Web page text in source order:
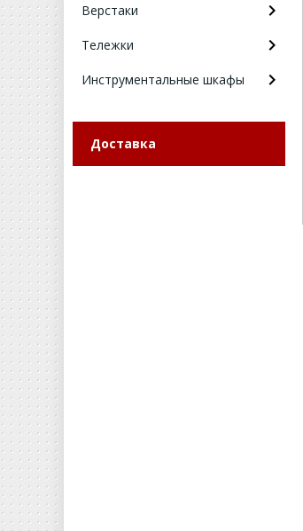
Верстаки
Тележки
Инструментальные шкафы
Доставка